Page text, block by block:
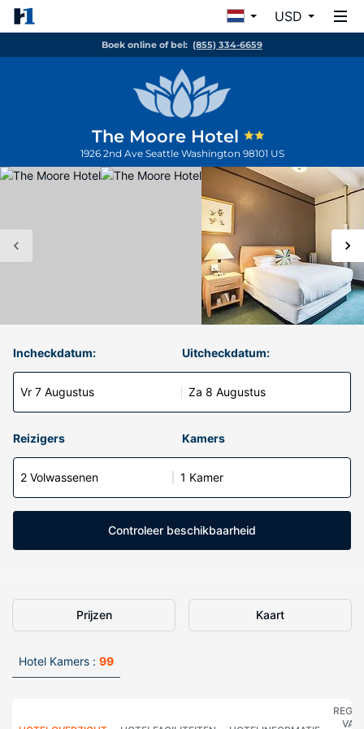
USD
Boek online of bel: (855) 334-6659
The Moore Hotel
1926 2nd Ave Seattle Washington 98101 US
Incheckdatum:
Vr 7 Augustus
Uitcheckdatum:
Za 8 Augustus
Reizigers Kamers
2 Volwassenen 1 Kamer
Controleer beschikbaarheid
Prijzen Kaart
Hotel Kamers : 99
VAN